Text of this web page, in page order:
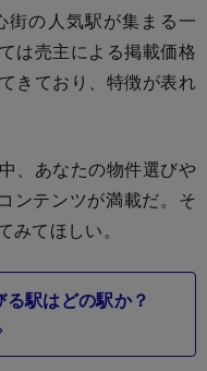
の人気駅が集まる一
は売主による掲載価格
きており、特徴が表れ
、あなたの物件選びや
ンテンツが満載だ。そ
てほしい。
駅はどの駅か？